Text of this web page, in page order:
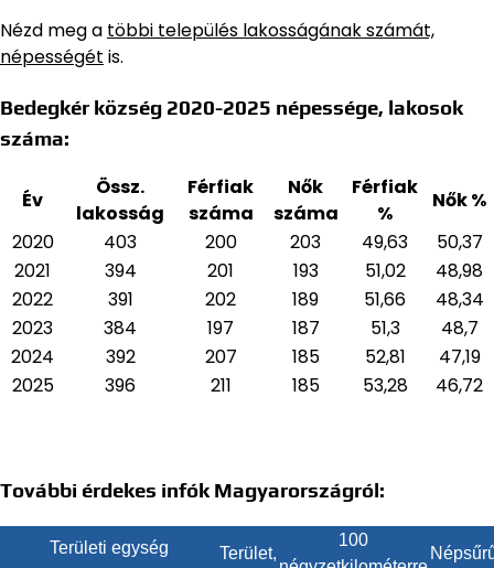
Nézd meg a többi település lakosságának számát,
népességét is.
Bedegkér község 2020-2025 népessége, lakosok
száma:
Év
Össz.
lakosság
Férfiak
száma
Nők
száma
Férfiak
%
Nők %
2020
403 200 203 49,63
50,37
2021
394 201 193 51,02
48,98
2022
391 202 189 51,66
48,34
2023
384 197 187 51,3
48,7
2024
392 207 185 52,81
47,19
2025
396 211 185 53,28 46,72
További érdekes infók Magyarországról:
Területi egység
Terület,
100